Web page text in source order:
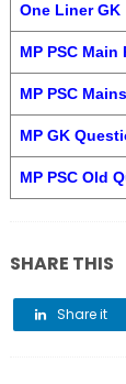
One Liner GK
MP PSC Main
MP PSC
MP GK
MP PSC Old
SHARE THIS
Share it